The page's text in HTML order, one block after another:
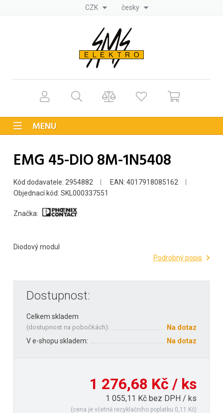
CZK česky
MENU
EMG 45-DIO 8M-1N5408
Kód dodavatele: 2954882
EAN: 4017918085162
Objednací kód: SKL000337551
Značka:
Diodový modul
Podrobný popis
Dostupnost:
Celkem skladem
(dostupnost na pobočkách):
Na dotaz
V e-shopu skladem:
Na dotaz
1 276,68 Kč / ks
1 055,11 Kč bez DPH / ks
(cena je včetně recyklačního poplatku 0,11 Kč)